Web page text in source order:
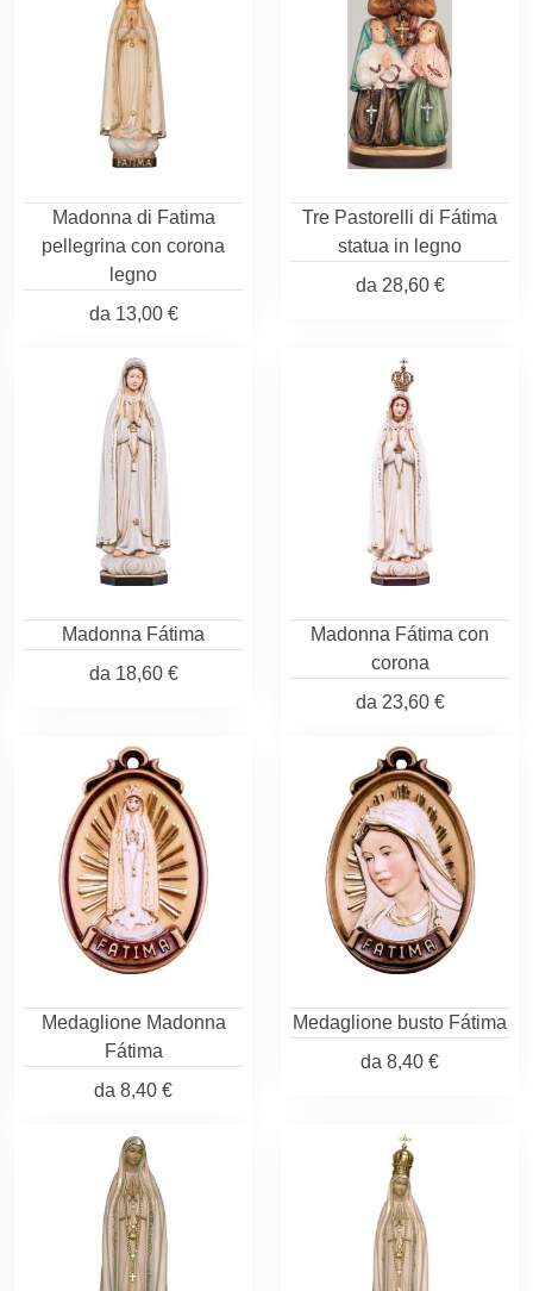
Madonna di Fatima
pellegrina con corona
legno
da 13,00 €
Tre Pastorelli di Fátima
statua in legno
da 28,60 €
Madonna Fátima
da 18,60 €
Madonna Fátima con
corona
da 23,60 €
Medaglione Madonna
Fátima
da 8,40 €
Medaglione busto Fátima
da 8,40 €